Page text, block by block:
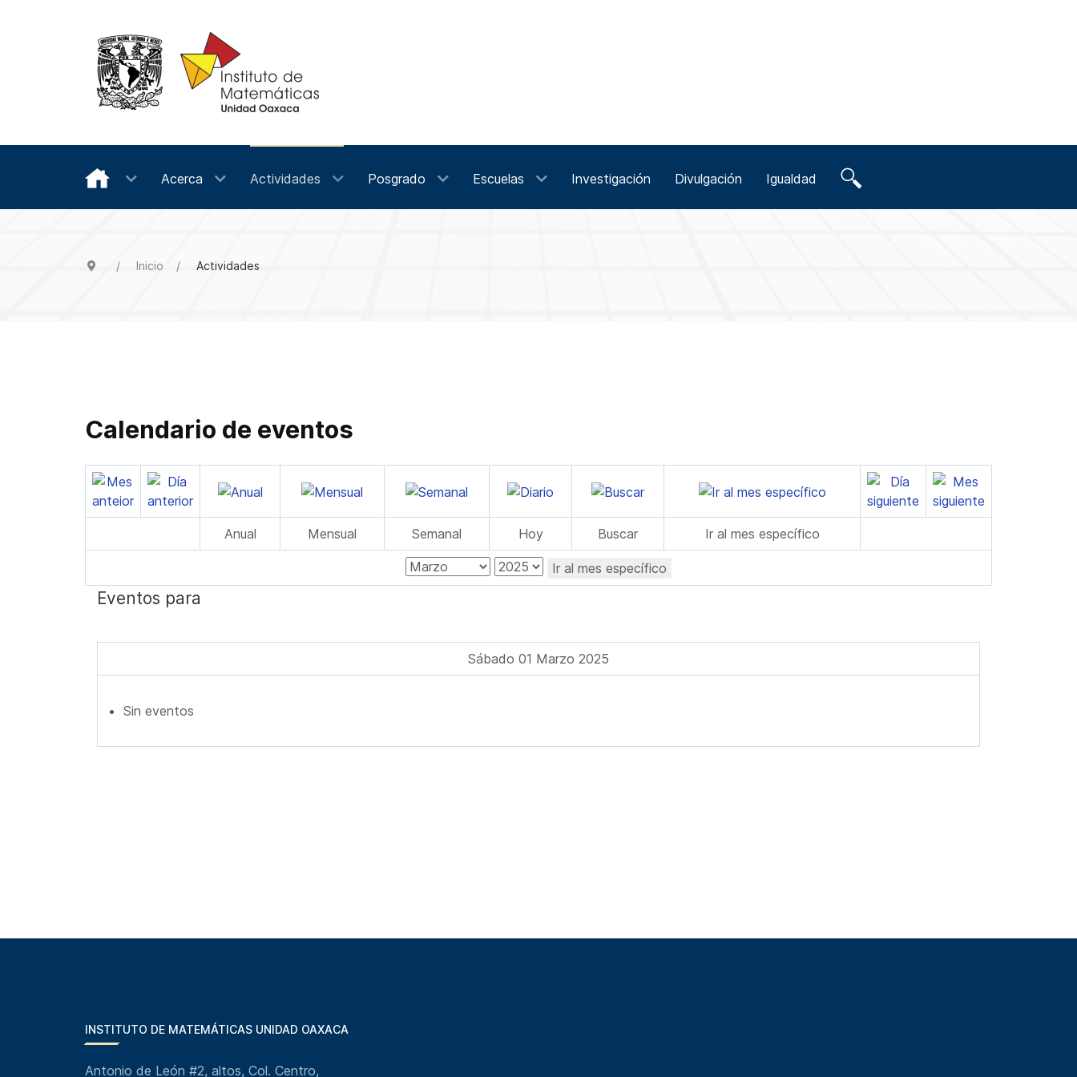
Acerca Actividades Posgrado Escuelas Investigación Divulgación Igualdad
Inicio Actividades
Calendario de eventos
Anual Mensual Semanal Hoy Buscar Ir al mes específico
Ir al mes específico
Eventos para
Sábado 01 Marzo 2025
Sin eventos
INSTITUTO DE MATEMÁTICAS UNIDAD OAXACA
Antonio de León #2, altos, Col. Centro,